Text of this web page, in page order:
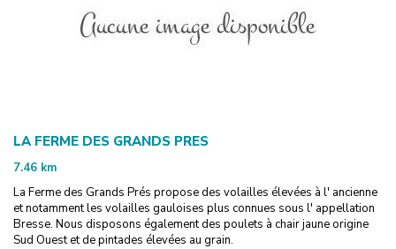
LA FERME DES GRANDS PRES
7.46 km
La Ferme des Grands Prés propose des volailles élevées à l' ancienne
et notamment les volailles gauloises plus connues sous l' appellation
Bresse. Nous disposons également des poulets à chair jaune origine
Sud Ouest et de pintades élevées au grain.